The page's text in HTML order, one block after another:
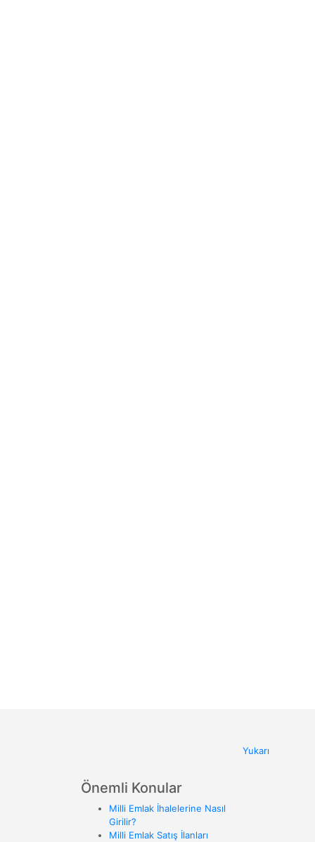
Yukarı
Önemli Konular
Milli Emlak İhalelerine Nasıl
Girilir?
Milli Emlak Satış İlanları